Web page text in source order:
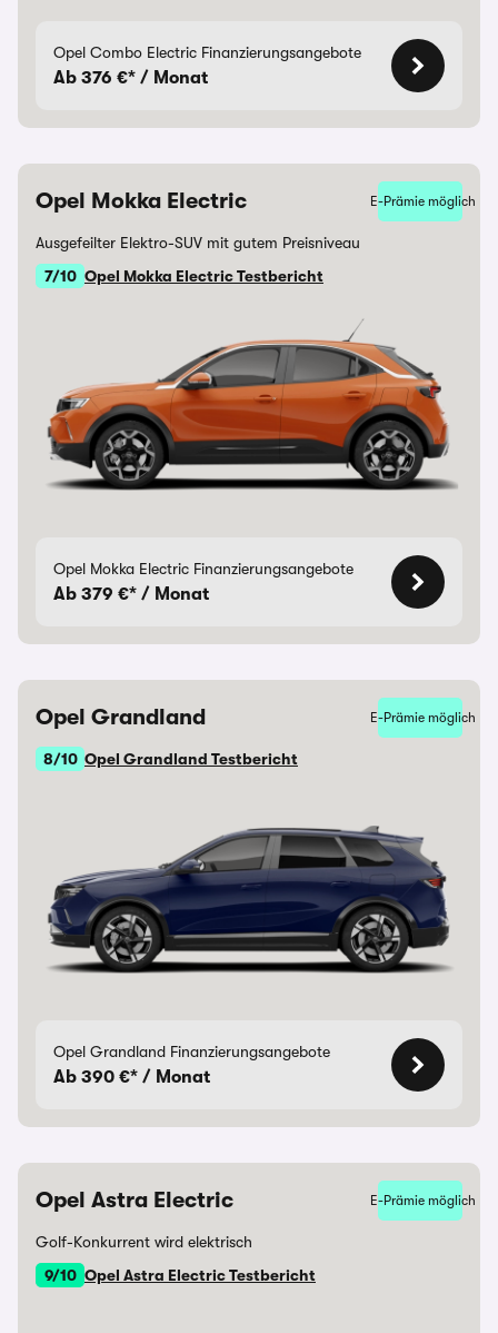
Opel Combo Electric Finanzierungsangebote
Ab 376 €* / Monat
Opel Mokka Electric E-Prämie möglich
Ausgefeilter Elektro-SUV mit gutem Preisniveau
7/10 Opel Mokka Electric Testbericht
Opel Mokka Electric Finanzierungsangebote
Ab 379 €* / Monat
Opel Grandland E-Prämie möglich
8/10 Opel Grandland Testbericht
Opel Grandland Finanzierungsangebote
Ab 390 €* / Monat
Opel Astra Electric E-Prämie möglich
Golf-Konkurrent wird elektrisch
9/10 Opel Astra Electric Testbericht